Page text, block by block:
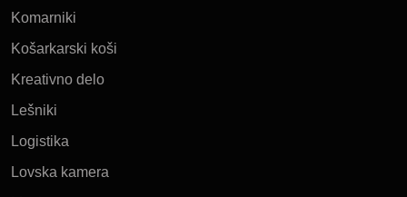
Komarniki
Košarkarski koši
Kreativno delo
Lešniki
Logistika
Lovska kamera